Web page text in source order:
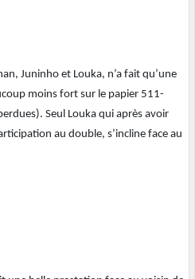
Juninho et Louka, n’a fait qu’une
moins fort sur le papier 511-
Seul Louka qui après avoir
au double, s’incline face au